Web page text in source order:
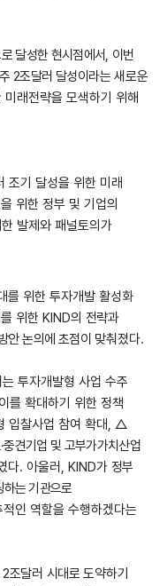
달성한 현시점에서, 이번
2조달러 달성이라는 새로운
래전략을 모색하기 위해
조기 달성을 위한 미래
위한 정부 및 기업의
발제와 패널토의가
를 위한 투자개발 활성화
위한 KIND의 전략과
안 논의에 초점이 맞춰졌다.
투자개발형 사업 수주
를 확대하기 위한 정책
입찰사업 참여 확대, △
견기업 및 고부가가치 산업
다. 아울러 , KIND가 정부
하는 기관으로
인 역할을 수행하겠다는
조달러 시대로 도약하기